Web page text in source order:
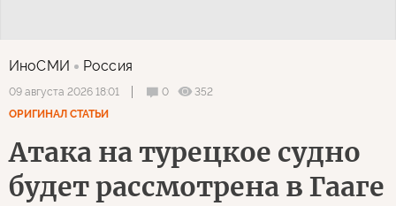
ИноСМИ Россия
09 августа 2026 18:01 0
352
ОРИГИНАЛ СТАТЬИ
Атака на турецкое судно
будет рассмотрена в Гааге